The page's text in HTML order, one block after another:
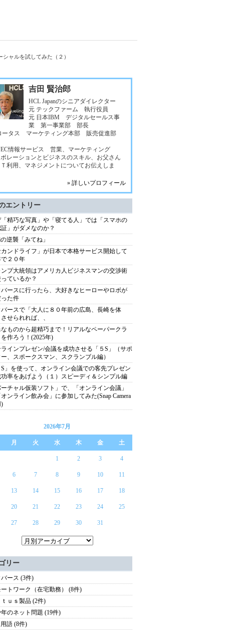
ャルを試してみた（２）
吉田 賢治郎
HCL Japanのシニアダイレクター
元 テックファーム 執行役員
元 日本IBM デジタルセールス事
業 第一事業部 部長
ータス マーケティング本部 販売促進部
情報サービス 営業、マーケティング
レーションとビジネスのスキル、お父さん
利用、マネジメントについてお伝えしま
» 詳しいプロフィール
エントリー
精巧な写真」や「寝てる人」では「スマホの
」がダメなのか？
逆襲「みてね」
カンドライフ」が日本で本格サービス開始して
２０年
ンプ大統領はアメリカ人ビジネスマンの交渉術
ているか？
バースに行ったら、大好きなヒーローやロボが
た件
バースで「大人に８０年前の広島、長崎を体
せられれば、、
ものから超精巧まで！リアルなペーパークラ
作ろう！(2025年)
ラインプレゼン/会議を成功させる「５S」（サポ
、スポークスマン、スクランブル編）
S」を使って、オンライン会議での客先プレゼン
率をあげよう（１）スピーディ＆シンプル編
ーチャル仮装ソフト」で、「オンライン会議」
ンライン飲み会」に参加してみた(Snap Camera
)
2026年7月
月 火 水 木 金 土
1 2 3 4
6 7 8 9 10 11
13 14 15 16 17 18
20 21 22 23 24 25
27 28 29 30 31
リー
バース (3件)
ートワーク（在宅勤務） (8件)
ｔｕｓ製品 (2件)
のネット問題 (19件)
語 (8件)